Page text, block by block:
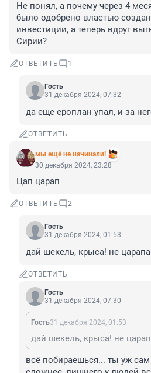
Не понял, а почему через 4
было одобрено властью
инвестиции, а теперь вдруг
Сирии?
ОТВЕТИТЬ 1
Гость
31 декабря 2024, 07:32
да еще ероплан упал, и за
ОТВЕТИТЬ
мы ещё не начинали!
30 декабря 2024, 23:28
Цап царап
ОТВЕТИТЬ 2
Гость
31 декабря 2024, 01:53
дай шекель, крыса! не
ОТВЕТИТЬ
Гость
31 декабря 2024, 07:30
Гость31 декабря 2024, 01:53
дай шекель, крыса! не
всё побираешься... ты уж